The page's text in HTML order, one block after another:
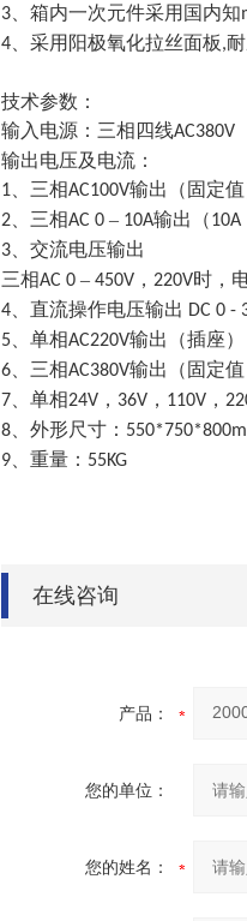
3 箱内一次元件采用国内知
4 、采用阳极氧化拉丝面板,
技术参数：
输入电源：三相四线AC380V
输出电压及电流：
1 、三相AC100V输出（固定值
2 、三相AC 0 – 10A输出（10A
3 、交流电压输出
三相AC 0 – 450V ， 220V时，
4 、直流操作电压输出 DC
5 、单相AC220V输出（插座）
6 、三相AC380V输出（固定值
7 、单相24V ， 36V ， 110V ，
8 、外形尺寸：
9 、重量： 55KG
在线咨询
产品：
您的单位：
您的姓名：